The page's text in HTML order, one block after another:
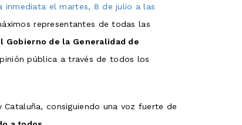
inmediata el martes, 8 de julio a las
representantes de todas las
Gobierno de la Generalidad de
pública a través de todos los
consiguiendo una voz fuerte de